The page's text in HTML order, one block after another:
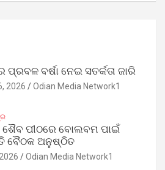
ପ୍ରବଳ ବର୍ଷା ନେଇ ସତର୍କତା ଜାରି
2026 Odian Media Network1
ପୀଠରେ ବୋଲବମ ପାଇଁ
ବୈଠକ ଅନୁଷ୍ଠିତ
Odian Media Network1